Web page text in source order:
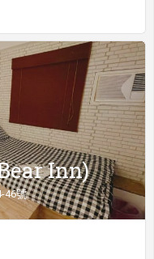
Inn)
46號